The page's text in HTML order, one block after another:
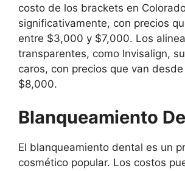
costo de los brackets en
significativamente, con precios
entre $3,000 y $7,000. Los
transparentes, como Invisalign,
caros, con precios que van
$8,000.
Blanqueamiento
El blanqueamiento dental es un
cosmético popular. Los costos